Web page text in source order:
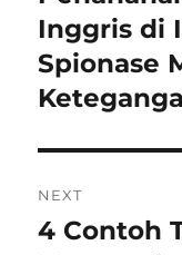
post:
Inggris di
Spionase
NEXT
Next
4 Contoh